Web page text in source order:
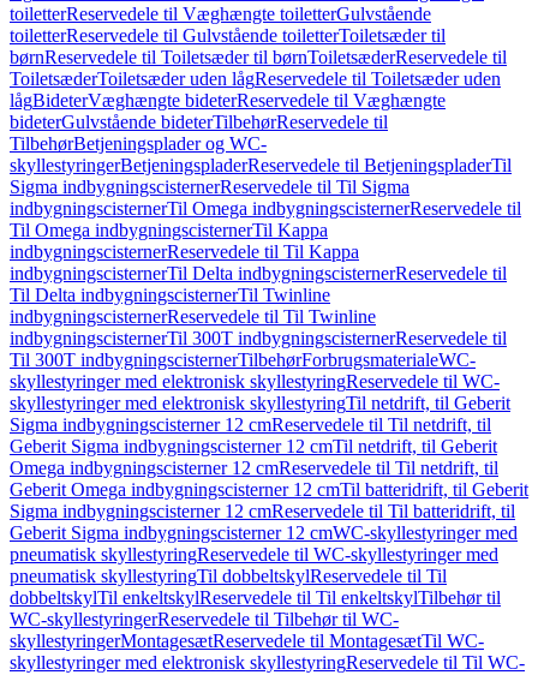
toiletterReservedele til Væghængte toiletterGulvstående
toiletterReservedele til Gulvstående toiletterToiletsæder til
børnReservedele til Toiletsæder til børnToiletsæderReservedele til
ToiletsæderToiletsæder uden lågReservedele til Toiletsæder uden
lågBideterVæghængte bideterReservedele til Væghængte
bideterGulvstående bideterTilbehørReservedele til
TilbehørBetjeningsplader og WC-
skyllestyringerBetjeningspladerReservedele til BetjeningspladerTil
Sigma indbygningscisternerReservedele til Til Sigma
indbygningscisternerTil Omega indbygningscisternerReservedele til
Til Omega indbygningscisternerTil Kappa
indbygningscisternerReservedele til Til Kappa
indbygningscisternerTil Delta indbygningscisternerReservedele til
Til Delta indbygningscisternerTil Twinline
indbygningscisternerReservedele til Til Twinline
indbygningscisternerTil 300T indbygningscisternerReservedele til
Til 300T indbygningscisternerTilbehørForbrugsmaterialeWC-
skyllestyringer med elektronisk skyllestyringReservedele til WC-
skyllestyringer med elektronisk skyllestyringTil netdrift, til Geberit
Sigma indbygningscisterner 12 cmReservedele til Til netdrift, til
Geberit Sigma indbygningscisterner 12 cmTil netdrift, til Geberit
Omega indbygningscisterner 12 cmReservedele til Til netdrift, til
Geberit Omega indbygningscisterner 12 cmTil batteridrift, til Geberit
Sigma indbygningscisterner 12 cmReservedele til Til batteridrift, til
Geberit Sigma indbygningscisterner 12 cmWC-skyllestyringer med
pneumatisk skyllestyringReservedele til WC-skyllestyringer med
pneumatisk skyllestyringTil dobbeltskylReservedele til Til
dobbeltskylTil enkeltskylReservedele til Til enkeltskylTilbehør til
WC-skyllestyringerReservedele til Tilbehør til WC-
skyllestyringerMontagesætReservedele til MontagesætTil WC-
skyllestyringer med elektronisk skyllestyringReservedele til Til WC-